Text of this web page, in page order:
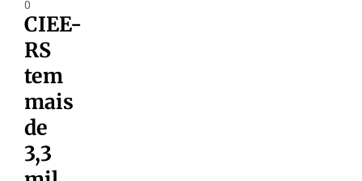
0
CIEE-
RS
tem
mais
de
3,3